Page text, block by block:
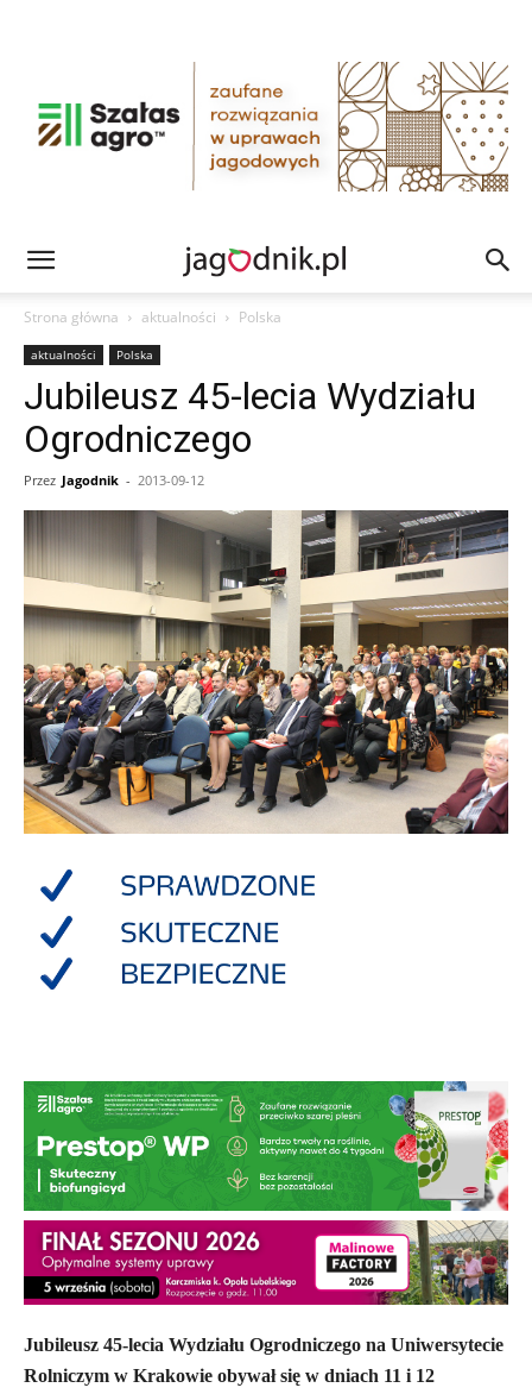
Strona główna aktualności Polska
aktualności Polska
Jubileusz 45-lecia Wydziału
Ogrodniczego
Przez Jagodnik - 2013-09-12
Jubileusz 45-lecia Wydziału Ogrodniczego na Uniwersytecie
Rolniczym w Krakowie obywał się w dniach 11 i 12